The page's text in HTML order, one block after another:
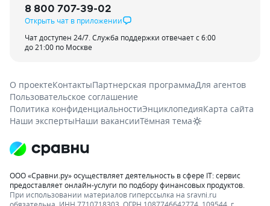
8 800 707-39-02
Открыть чат в приложении
Чат доступен 24/7. Служба поддержки отвечает с 6:00
до 21:00 по Москве
О проектеКонтактыПартнерская программаДля агентов
Пользовательское соглашение
Политика конфиденциальностиЭнциклопедияКарта сайта
Наши экспертыНаши вакансииТёмная тема
ООО «Сравни.ру» осуществляет деятельность в сфере IT: сервис
предоставляет онлайн-услуги по подбору финансовых продуктов.
При использовании материалов гиперссылка на sravni.ru